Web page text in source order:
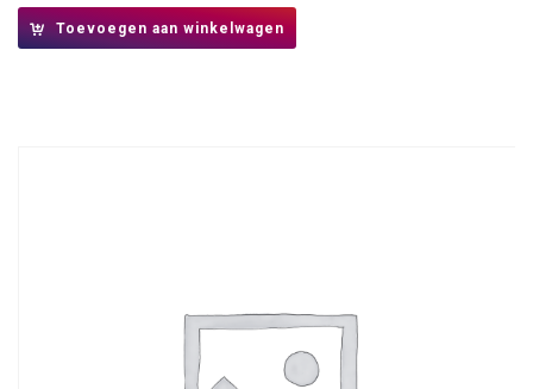
Toevoegen aan winkelwagen